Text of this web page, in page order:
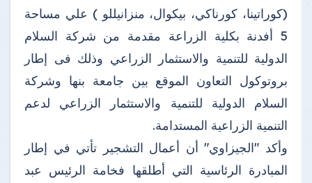
(كوراتينا، كورناكي، بيكوال، منزانيللو ) علي مساحة
5 أفدنة بكلية الزراعة مقدمة من شركة السلام
الدولية للتنمية والاستثمار الزراعي وذلك فى إطار
بروتوكول التعاون الموقع بين جامعة بنها وشركة
السلام الدولية للتنمية والاستثمار الزراعي لدعم
التنمية الزراعية المستدامة.
وأكد "الجيزاوي" أن أعمال التشجير تأتي في إطار
المبادرة الرئاسية التي أطلقها فخامة الرئيس عبد